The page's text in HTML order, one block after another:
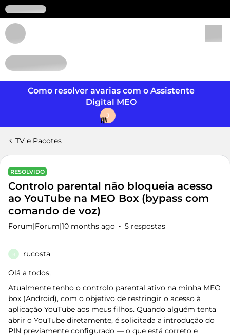
Como resolver avarias com o Assistente
Digital MEO
J
TV e Pacotes
RESOLVIDO
Controlo parental não bloqueia acesso
ao YouTube na MEO Box (bypass com
comando de voz)
Forum|Forum|10 months ago 5 respostas
R rucosta
Olá a todos,
Atualmente tenho o controlo parental ativo na minha MEO
box (Android), com o objetivo de restringir o acesso à
aplicação YouTube aos meus filhos. Quando alguém tenta
abrir o YouTube diretamente, é solicitada a introdução do
PIN previamente configurado — o que está correto e